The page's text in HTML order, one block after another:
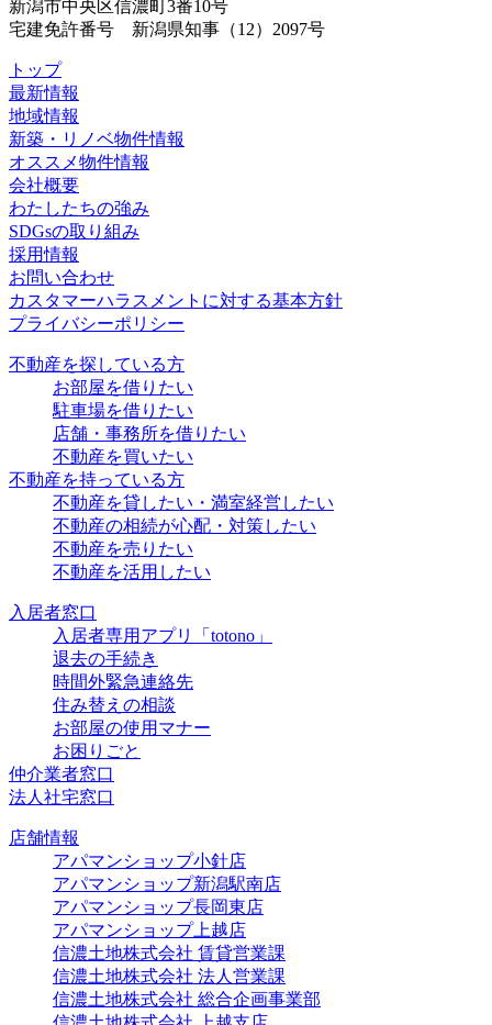
新潟市中央区信濃町3番10号
宅建免許番号 新潟県知事（12）2097号
トップ
最新情報
地域情報
新築・リノベ物件情報
オススメ物件情報
会社概要
わたしたちの強み
SDGsの取り組み
採用情報
お問い合わせ
カスタマーハラスメントに対する基本方針
プライバシーポリシー
不動産を探している方
お部屋を借りたい
駐車場を借りたい
店舗・事務所を借りたい
不動産を買いたい
不動産を持っている方
不動産を貸したい・満室経営したい
不動産の相続が心配・対策したい
不動産を売りたい
不動産を活用したい
入居者窓口
入居者専用アプリ「totono」
退去の手続き
時間外緊急連絡先
住み替えの相談
お部屋の使用マナー
お困りごと
仲介業者窓口
法人社宅窓口
店舗情報
アパマンショップ小針店
アパマンショップ新潟駅南店
アパマンショップ長岡東店
アパマンショップ上越店
信濃土地株式会社 賃貸営業課
信濃土地株式会社 法人営業課
信濃土地株式会社 総合企画事業部